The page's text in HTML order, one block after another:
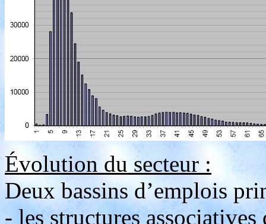
Évolution du secteur :
Deux bassins d’emplois
- les structures associatives